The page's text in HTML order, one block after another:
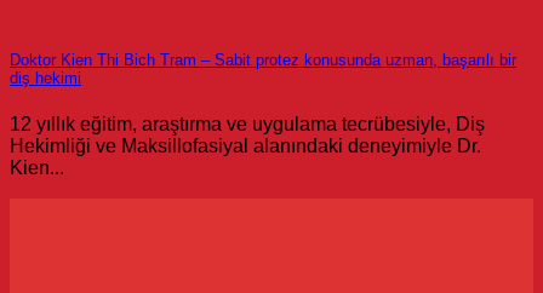
Doktor Kien Thi Bich Tram – Sabit protez konusunda uzman, başarılı bir
diş hekimi
12 yıllık eğitim, araştırma ve uygulama tecrübesiyle, Diş
Hekimliği ve Maksillofasiyal alanındaki deneyimiyle Dr.
Kien...